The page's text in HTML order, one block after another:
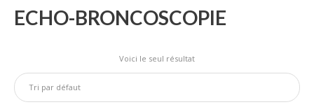
ECHO-BRONCOSCOPIE
Voici le seul résultat